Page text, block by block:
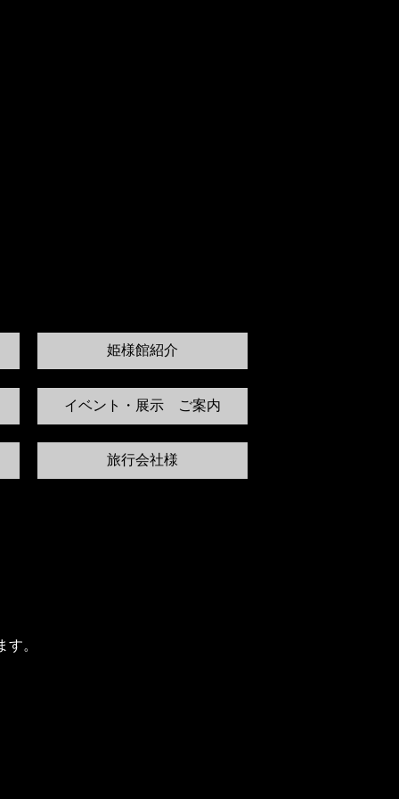
姫様館紹介
イベント・展示 ご案内
旅行会社様
。